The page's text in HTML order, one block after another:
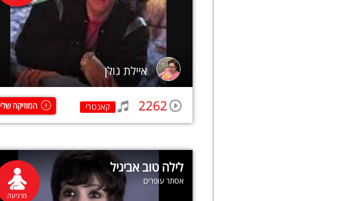
איילת גולן
2262 קאנטרי המוזיקה שלי
לילה טוב אביגיל
אסתר עופרים
מרגיעה